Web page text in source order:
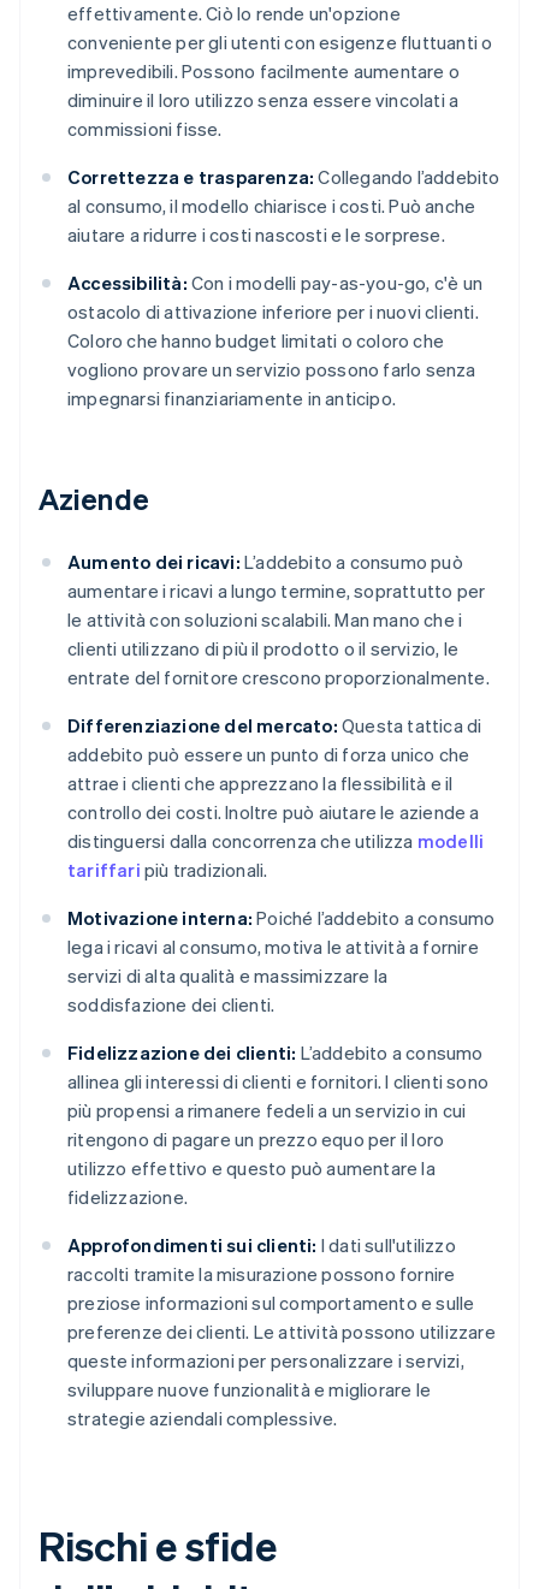
effettivamente. Ciò lo rende un'opzione
conveniente per gli utenti con esigenze fluttuanti o
imprevedibili. Possono facilmente aumentare o
diminuire il loro utilizzo senza essere vincolati a
commissioni fisse.
Correttezza e trasparenza: Collegando l’addebito
al consumo, il modello chiarisce i costi. Può anche
aiutare a ridurre i costi nascosti e le sorprese.
Accessibilità: Con i modelli pay-as-you-go, c'è un
ostacolo di attivazione inferiore per i nuovi clienti.
Coloro che hanno budget limitati o coloro che
vogliono provare un servizio possono farlo senza
impegnarsi finanziariamente in anticipo.
Aziende
Aumento dei ricavi: L’addebito a consumo può
aumentare i ricavi a lungo termine, soprattutto per
le attività con soluzioni scalabili. Man mano che i
clienti utilizzano di più il prodotto o il servizio, le
entrate del fornitore crescono proporzionalmente.
Differenziazione del mercato: Questa tattica di
addebito può essere un punto di forza unico che
attrae i clienti che apprezzano la flessibilità e il
controllo dei costi. Inoltre può aiutare le aziende a
distinguersi dalla concorrenza che utilizza modelli
tariffari più tradizionali.
Motivazione interna: Poiché l’addebito a consumo
lega i ricavi al consumo, motiva le attività a fornire
servizi di alta qualità e massimizzare la
soddisfazione dei clienti.
Fidelizzazione dei clienti: L’addebito a consumo
allinea gli interessi di clienti e fornitori. I clienti sono
più propensi a rimanere fedeli a un servizio in cui
ritengono di pagare un prezzo equo per il loro
utilizzo effettivo e questo può aumentare la
fidelizzazione.
Approfondimenti sui clienti: I dati sull'utilizzo
raccolti tramite la misurazione possono fornire
preziose informazioni sul comportamento e sulle
preferenze dei clienti. Le attività possono utilizzare
queste informazioni per personalizzare i servizi,
sviluppare nuove funzionalità e migliorare le
strategie aziendali complessive.
Rischi e sfide